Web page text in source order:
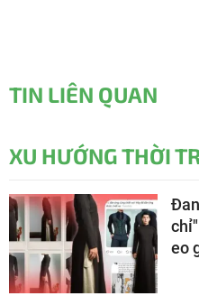
TIN LIÊN QUAN
XU HƯỚNG THỜI
eo